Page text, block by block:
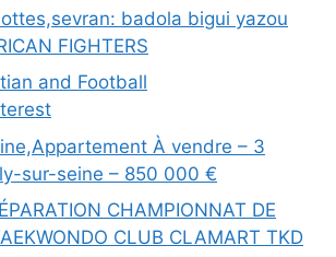
badola bigui yazou
FIGHTERS
and Football
À vendre – 3
sur-seine – 850 000 €
CHAMPIONNAT DE
CLUB CLAMART TKD